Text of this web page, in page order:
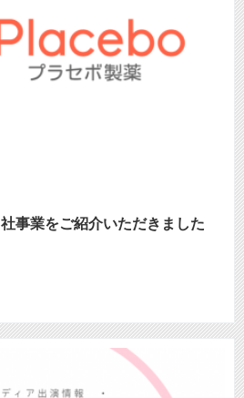
事業をご紹介いただきました